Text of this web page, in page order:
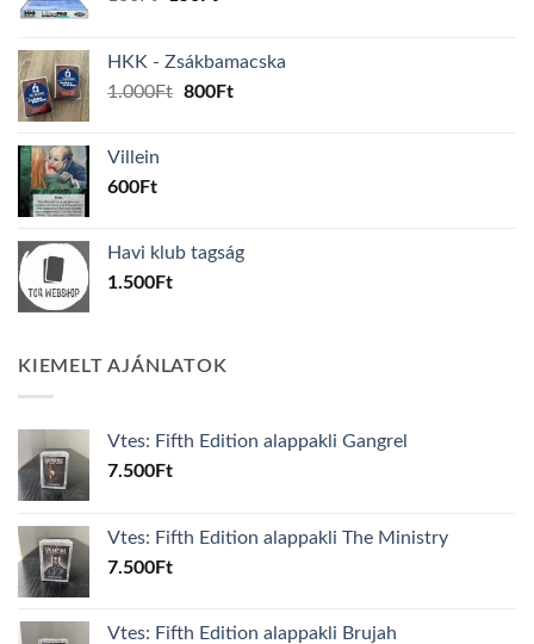
160Ft.150Ft.
HKK - Zsákbamacska
1.000Ft Original
800FtCurrent
Villein
600Ft
Havi klub tagság
1.500Ft
KIEMELT AJÁNLATOK
Vtes: Fifth Edition alappakli Gangrel
7.500Ft
Vtes: Fifth Edition alappakli The Ministry
7.500Ft
Vtes: Fifth Edition alappakli Brujah